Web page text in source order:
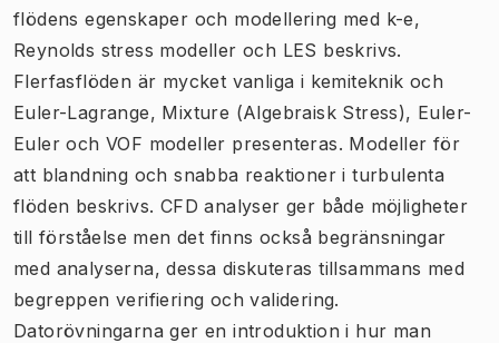
flödens egenskaper och modellering med k-e,
Reynolds stress modeller och LES beskrivs.
Flerfasflöden är mycket vanliga i kemiteknik och
Euler-Lagrange, Mixture (Algebraisk Stress), Euler-
Euler och VOF modeller presenteras. Modeller för
att blandning och snabba reaktioner i turbulenta
flöden beskrivs. CFD analyser ger både möjligheter
till förståelse men det finns också begränsningar
med analyserna, dessa diskuteras tillsammans med
begreppen verifiering och validering.
Datorövningarnager en introduktion i hur man